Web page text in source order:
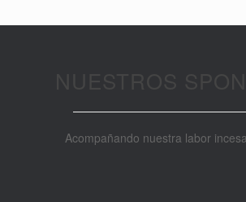
Acompañando nuestra labor